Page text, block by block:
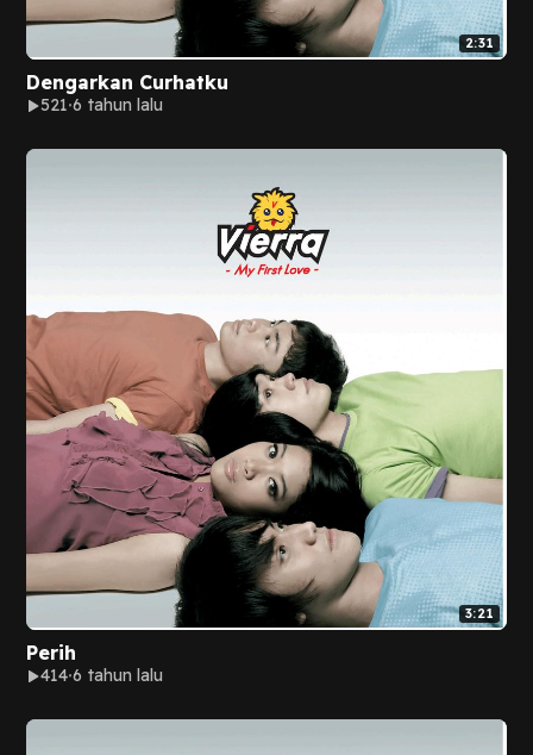
2:31
Dengarkan Curhatku
521 6 tahun lalu
3:21
Perih
414 6 tahun lalu